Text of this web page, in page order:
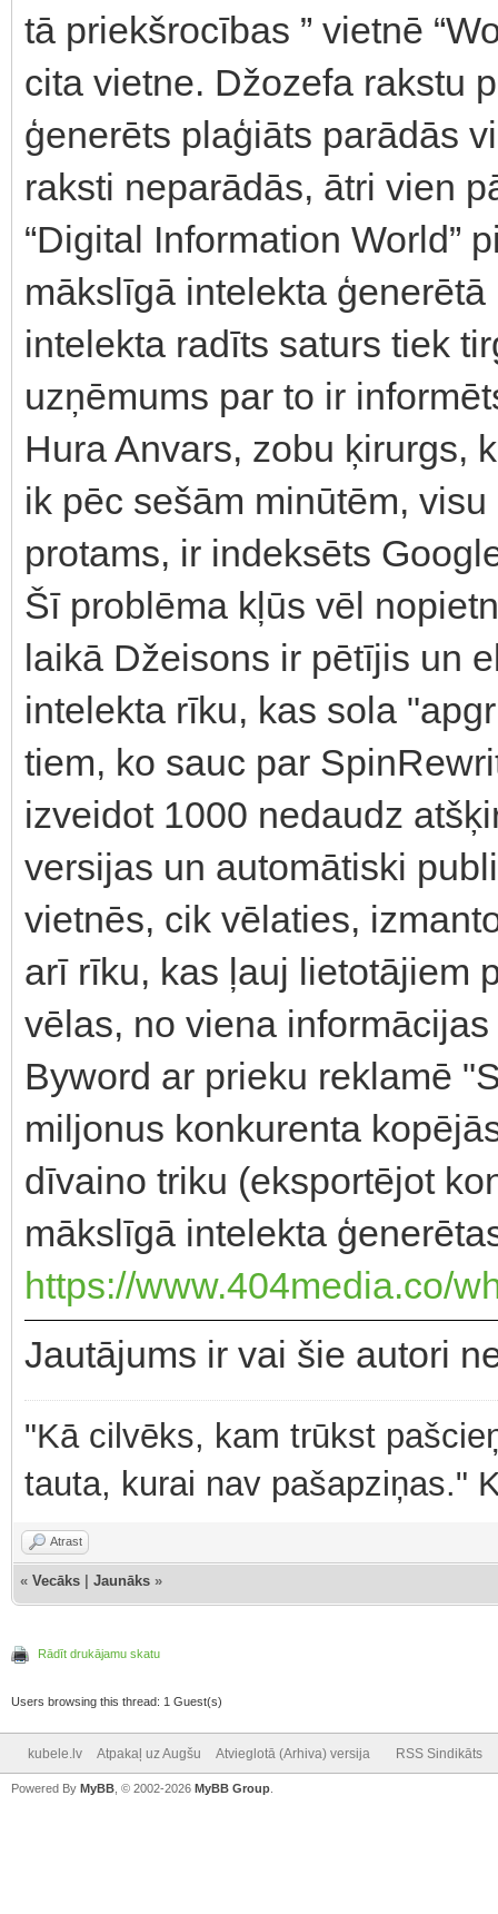
tā priekšrocības ” vietnē
cita vietne. Džozefa rakstu
ģenerēts plaģiāts parādās
raksti neparādās, ātri vien
“Digital Information World”
mākslīgā intelekta
intelekta radīts saturs tiek
uzņēmums par to ir
Hura Anvars, zobu ķirurgs,
ik pēc sešām minūtēm,
protams, ir indeksēts
Šī problēma kļūs vēl
laikā Džeisons ir pētījis un
intelekta rīku, kas sola
tiem, ko sauc par
izveidot 1000 nedaudz
versijas un automātiski
vietnēs, cik vēlaties,
arī rīku, kas ļauj lietotājiem
vēlas, no viena
Byword ar prieku reklamē
miljonus konkurenta
dīvaino triku (eksportējot
mākslīgā intelekta
https://www.404media.co/
Jautājums ir vai šie autori
"Kā cilvēks, kam trūkst
tauta, kurai nav pašapziņas."
Atrast
« Vecāks Jaunāks »
Rādīt drukājamu skatu
Users browsing this thread: 1 Guest(s)
kubele.lv Atpakaļ uz Augšu Atvieglotā (Arhiva) versija RSS Sindikāts
Powered By MyBB , © 2002-2026 MyBB Group